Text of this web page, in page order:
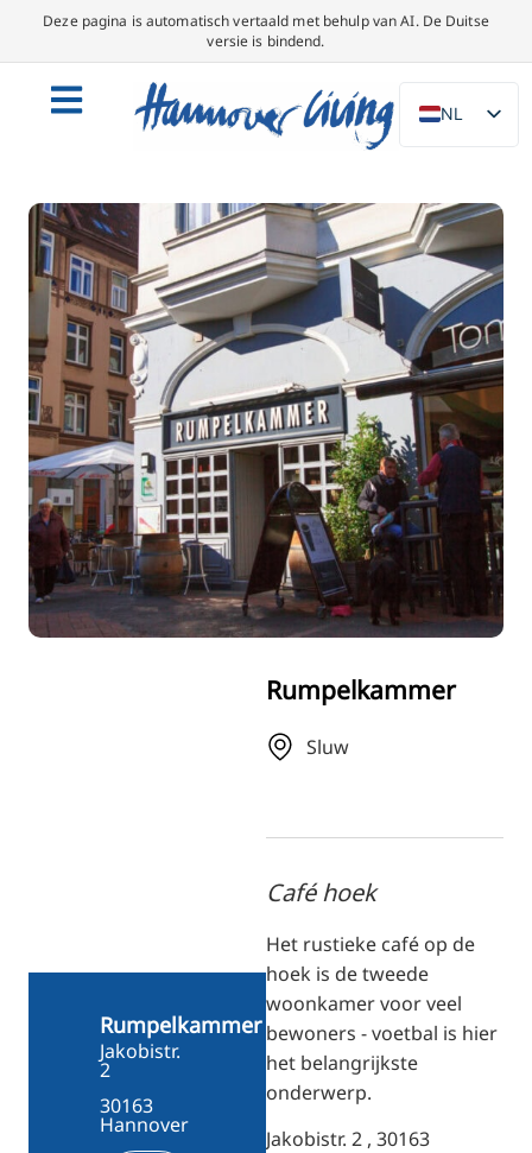
Deze pagina is automatisch vertaald met behulp van AI. De Duitse
versie is bindend.
NL
DE
PL
ES
IT
DA
SV
FR
PT
TR
RU
ZH
JA
Rumpelkammer
Sluw
Café hoek
Het rustieke café op de
hoek is de tweede
woonkamer voor veel
bewoners - voetbal is hier
het belangrijkste
onderwerp.
Jakobistr. 2 , 30163
Rumpelkammer
Jakobistr.
2
30163
Hannover